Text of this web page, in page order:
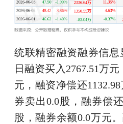
统联精密融资融券信息
日融资买入2767.51万
元，融资净偿还
券卖出0.0股，融券偿
股，融券余额0.0万元